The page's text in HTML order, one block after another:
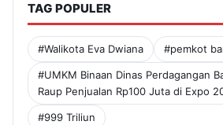
TAG POPULER
#Walikota Eva Dwiana #pemkot
#UMKM Binaan Dinas Perdagangan
Raup Penjualan Rp100 Juta di Expo
#999 Triliun